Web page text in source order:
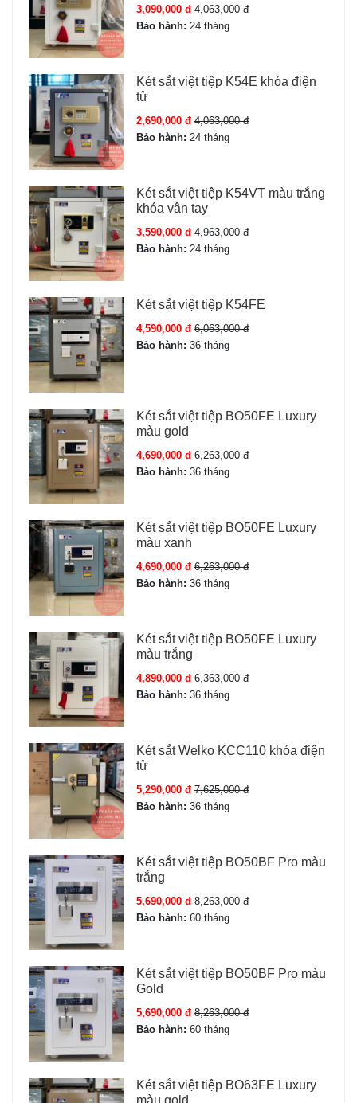
3,090,000 đ 4,063,000 đ
Bảo hành: 24 tháng
Két sắt việt tiệp K54E khóa điện
tử
2,690,000 đ 4,063,000 đ
Bảo hành: 24 tháng
Két sắt việt tiệp K54VT màu trắng
khóa vân tay
3,590,000 đ 4,963,000 đ
Bảo hành: 24 tháng
Két sắt việt tiệp K54FE
4,590,000 đ 6,063,000 đ
Bảo hành: 36 tháng
Két sắt việt tiệp BO50FE Luxury
màu gold
4,690,000 đ 6,263,000 đ
Bảo hành: 36 tháng
Két sắt việt tiệp BO50FE Luxury
màu xanh
4,690,000 đ 6,263,000 đ
Bảo hành: 36 tháng
Két sắt việt tiệp BO50FE Luxury
màu trắng
4,890,000 đ 6,363,000 đ
Bảo hành: 36 tháng
Két sắt Welko KCC110 khóa điện
tử
5,290,000 đ 7,625,000 đ
Bảo hành: 36 tháng
Két sắt việt tiệp BO50BF Pro màu
trắng
5,690,000 đ 8,263,000 đ
Bảo hành: 60 tháng
Két sắt việt tiệp BO50BF Pro màu
Gold
5,690,000 đ 8,263,000 đ
Bảo hành: 60 tháng
Két sắt việt tiệp BO63FE Luxury
màu gold